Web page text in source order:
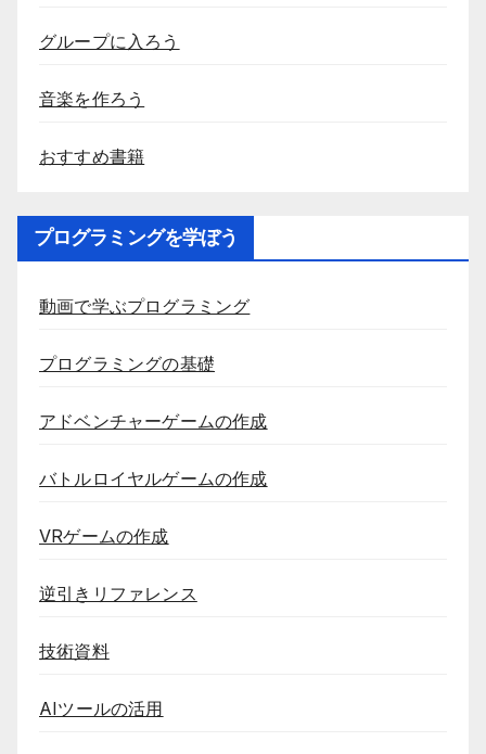
グループに入ろう
音楽を作ろう
おすすめ書籍
プログラミングを学ぼう
動画で学ぶプログラミング
プログラミングの基礎
アドベンチャーゲームの作成
バトルロイヤルゲームの作成
VRゲームの作成
逆引きリファレンス
技術資料
AIツールの活用